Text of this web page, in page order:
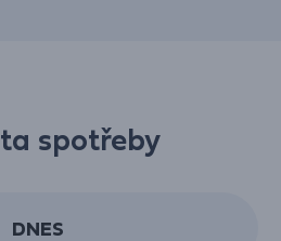
spotřeby
DNES